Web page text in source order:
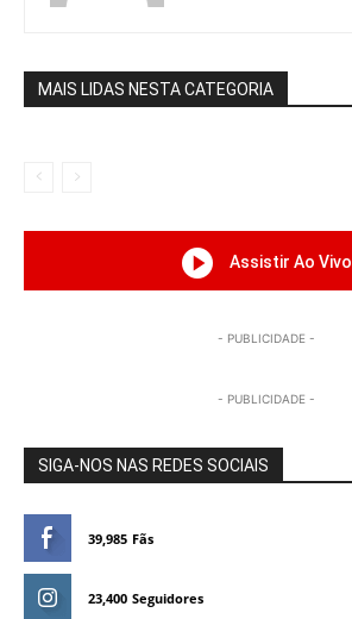
MAIS LIDAS NESTA CATEGORIA
Assistir Ao Vivo
- PUBLICIDADE -
- PUBLICIDADE -
SIGA-NOS NAS REDES SOCIAIS
39,985 Fãs
23,400 Seguidores